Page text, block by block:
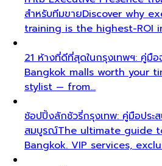
สำหรับทีมขายDiscover why
training is the highest-ROI
21 ห้างที่ดีที่สุดในกรุงเทพฯ: คู่
Bangkok malls worth your
stylist — from…
ช้อปปิ้งลักชัวรี่กรุงเทพ: คู่มือปร
สมบูรณ์The ultimate guide
Bangkok. VIP services,